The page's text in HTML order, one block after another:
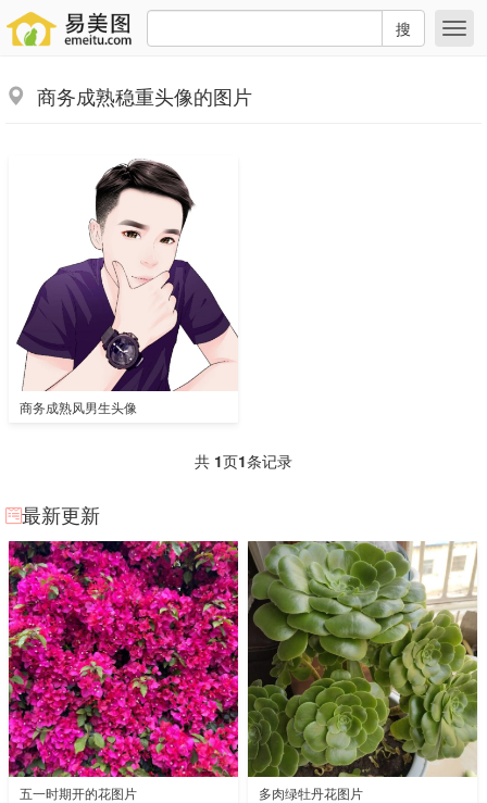
搜
商务成熟稳重头像的图片
商务成熟风男生头像
共 1页1条记录
最新更新
五一时期开的花图片 多肉绿牡丹花图片